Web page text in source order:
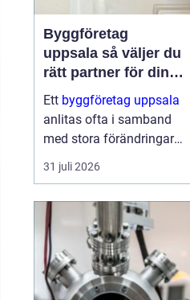
Byggföretag
uppsala så väljer du
rätt partner för din
renovering
Ett byggföretag uppsala
anlitas ofta i samband
med stora förändringar i
hemmet: köket ska
byggas om, badrummet
funktionellt eller huset
behöver fräschas upp
både ute och inne.
Samtidigt kan...
31 juli 2026